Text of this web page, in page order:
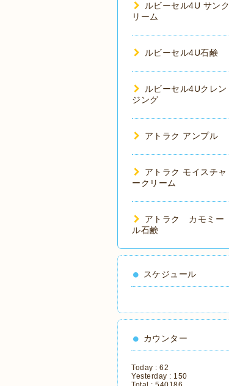
ルビーセル4U サンク
リーム
ルビーセル4U石鹸
ルビーセル4Uクレン
ジング
アトラク アンプル
アトラク モイスチャ
ークリーム
アトラク カモミー
ル石鹸
スケジュール
カウンター
Today : 62
Yesterday : 150